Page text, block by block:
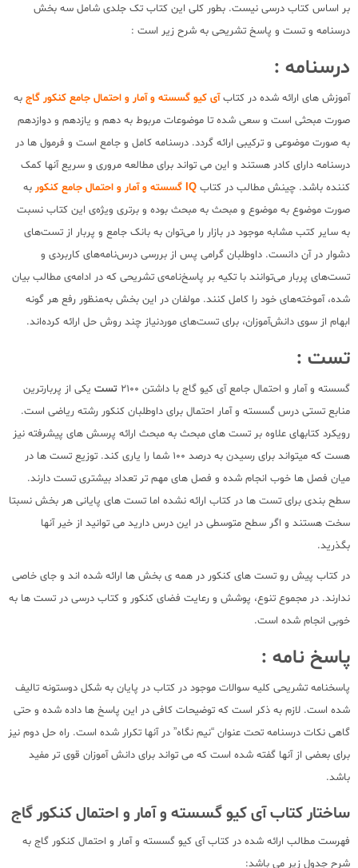
بر اساس کتاب درسی نیست. بطور کلی این کتاب تک جلدی شامل سه بخش
درسنامه و تست و پاسخ تشریحی به شرح زیر است :
درسنامه :
آموزش های ارائه شده در کتابآی کیو گسسته و آمار و احتمال جامع کنکور گاج به
صورت مبحثی است و سعی شده تا موضوعات مربوط به دهم و یازدهم و دوازدهم
به صورت موضوعی و ترکیبی ارائه گردد. درسنامه کامل و جامع است و فرمول ها در
درسنامه دارای کادر هستند و این می تواند برای مطالعه مروری و سریع آنها کمک
کننده باشد. چینش مطالب در کتاب IQ گسسته و آمار و احتمال جامع کنکور
به‌
صورت موضوع به موضوع و مبحث به مبحث بوده و برتری ویژه‌ی این کتاب نسبت
به سایر کتب مشابه موجود در بازار را می‌توان به بانک جامع و پربار از تست‌های
دشوار در آن دانست. داوطلبان گرامی پس از بررسی درس‌نامه‌های کاربردی و
تست‌های پربار می‌توانند با تکیه بر پاسخ‌نامه‌ی تشریحی که در ادامه‌ی مطالب بیان
شده، آموخته‌های خود را کامل کنند. مولفان در این بخش به‌‍منظور رفع هر گونه
ابهام از سوی دانش‌آموزان، برای تست‌های موردنیاز چند روش حل ارائه کرده‌اند.
تست :
گسسته و آمار و احتمال جامع آی کیو گاج با داشتن 2100 تست یکی از پربارترین
منابع تستی درس گسسته و آمار احتمال برای داوطلبان کنکور رشته ریاضی است.
رویکرد کتابهای علاوه بر تست های مبحث به مبحث ارائه پرسش های پیشرفته نیز
هست که میتواند برای رسیدن به درصد 100 شما را یاری کند. توزیع تست ها در
میان فصل ها خوب انجام شده و فصل های مهم تر تعداد بیشتری تست دارند.
سطح بندی برای تست ها در کتاب ارائه نشده اما تست های پایانی هر بخش نسبتا
سخت هستند و اگر سطح متوسطی در این درس دارید می توانید از خیر آنها
بگذرید.
در کتاب پیش رو تست های کنکور در همه ی بخش ها ارائه شده اند و جای خاصی
ندارند. در مجموع تنوع، پوشش و رعایت فضای کنکور و کتاب درسی در تست ها به
خوبی انجام شده است.
پاسخ نامه :
پاسخنامه تشریحی کلیه سوالات موجود در کتاب در پایان به شکل دوستونه تالیف
شده است. لازم به ذکر است که توضیحات کافی در این پاسخ ها داده شده و حتی
گاهی نکات درسنامه تحت عنوان “نیم نگاه” در آنها تکرار شده است. راه حل دوم نیز
برای بعضی از آنها گفته شده است که می تواند برای دانش آموزان قوی تر مفید
باشد.
ساختار کتاب آی کیو گسسته و آمار و احتمال کنکور گاج
فهرست مطالب ارائه شده در کتاب آی کیو گسسته و آمار و احتمال کنکور گاج به
شرح جدول زیر می باشد: